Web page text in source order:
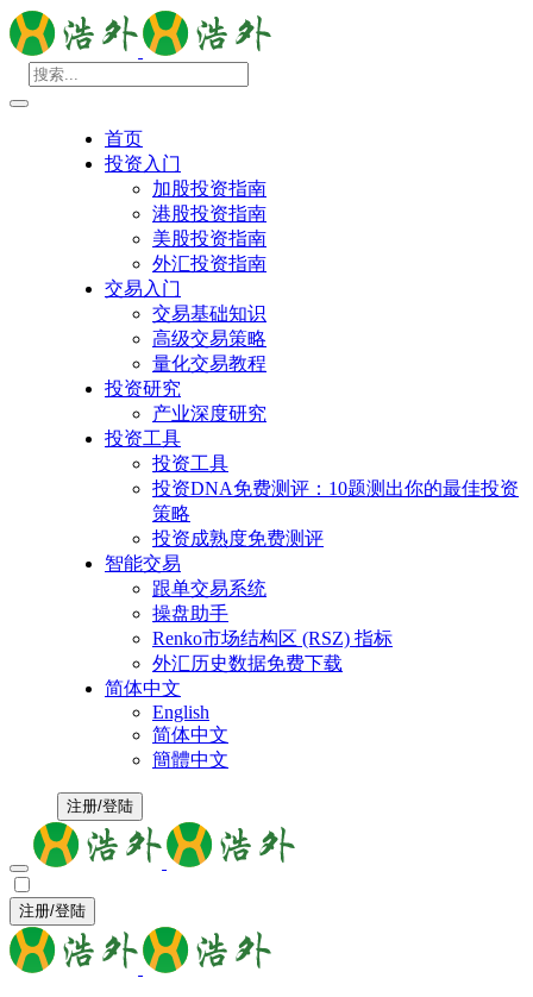
首页
投资入门
加股投资指南
港股投资指南
美股投资指南
外汇投资指南
交易入门
交易基础知识
高级交易策略
量化交易教程
投资研究
产业深度研究
投资工具
投资工具
投资DNA免费测评：10题测出你的最佳投资
策略
投资成熟度免费测评
智能交易
跟单交易系统
操盘助手
Renko市场结构区 (RSZ) 指标
外汇历史数据免费下载
简体中文
English
简体中文
簡體中文
注册/登陆
注册/登陆